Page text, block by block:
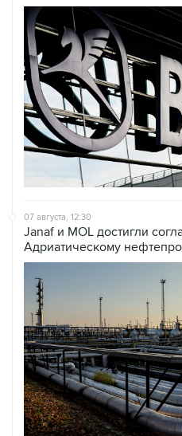
07 августа, 12:30
Janaf и MOL достигли
Адриатическому